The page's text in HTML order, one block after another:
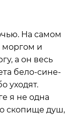
На самом
моргом и
а он весь
бело-сине-
уходят.
я не одна
скопище душ,